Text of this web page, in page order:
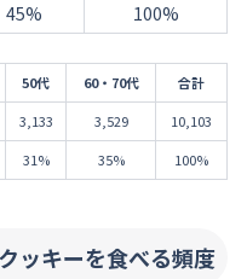
45% 100%
50代 60・70代
合計
3,133 3,529
10,103
31% 35% 100%
ッキーを食べる頻度